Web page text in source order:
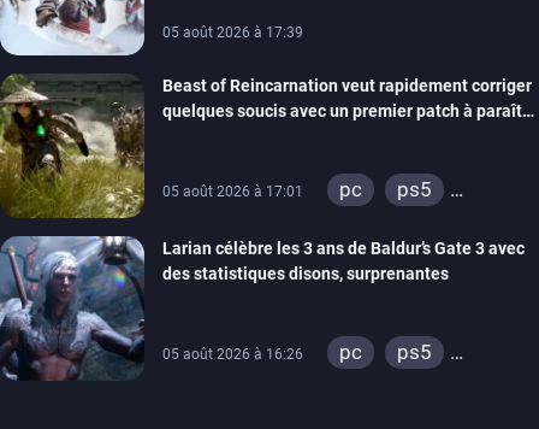
05 août 2026 à 17:39
Beast of Reincarnation veut rapidement corriger
quelques soucis avec un premier patch à paraître
05 août 2026 à 17:01 pc
ps5
Larian célèbre les 3 ans de Baldur’s Gate 3 avec
des statistiques disons, surprenantes
05 août 2026 à 16:26 pc
ps5